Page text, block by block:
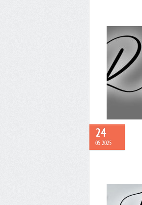
24
05 2025